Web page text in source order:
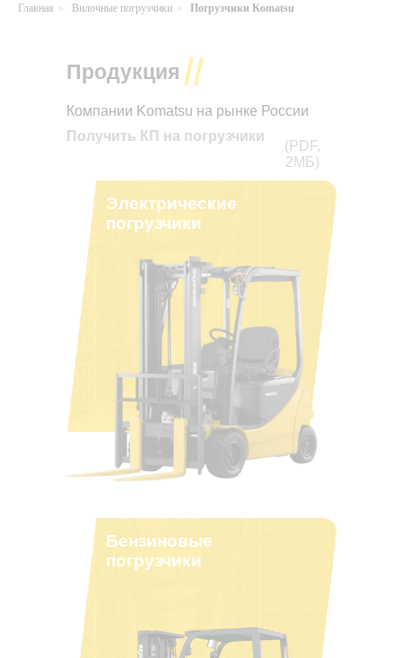
Главная » Вилочные погрузчики » Погрузчики Komatsu
Продукция
Получить КП на погрузчики
(PDF,
2МБ)
Электрические
погрузчики
Бензиновые
погрузчики
Компании Komatsu на рынке России